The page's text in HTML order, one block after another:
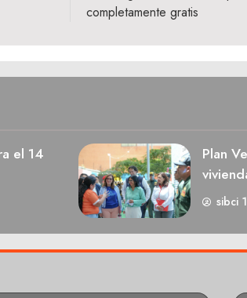
completamente gratis
el 14
Plan
sibci 1